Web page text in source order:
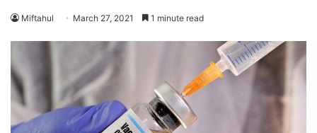
Miftahul March 27, 2021 1 minute read